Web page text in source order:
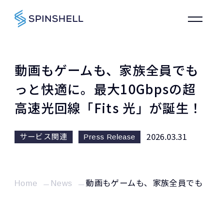
動画もゲームも、家族全員でも
っと快適に。最大10Gbpsの超
高速光回線「Fits 光」が誕生！
サービス関連 Press Release 2026.03.31
Home News 動画もゲームも、家族全員でも